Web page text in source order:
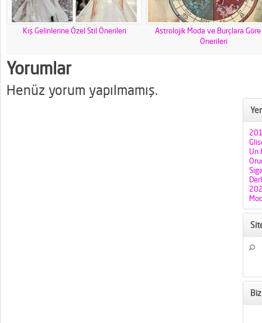
Kış Gelinlerine Özel Stil Önerileri
Astrolojik Moda ve Burçlara Göre
Önerileri
Yorumlar
Henüz yorum yapılmamış.
Un